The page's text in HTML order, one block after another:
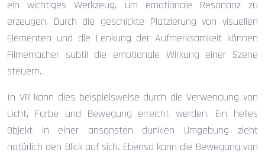
ein wichtiges Werkzeug, um emotionale Resonanz zu
erzeugen. Durch die geschickte Platzierung von visuellen
Elementen und die Lenkung der Aufmerksamkeit können
Filmemacher subtil die emotionale Wirkung einer Szene
steuern.
In VR kann dies beispielsweise durch die Verwendung von
Licht, Farbe und Bewegung erreicht werden. Ein helles
Objekt in einer ansonsten dunklen Umgebung zieht
natürlich den Blick auf sich. Ebenso kann die Bewegung von